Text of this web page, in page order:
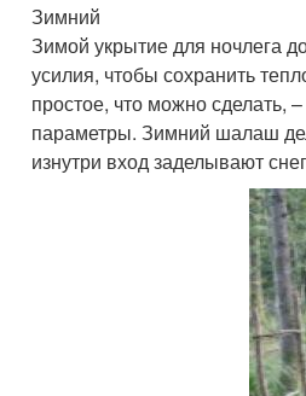
Зимний
Зимой укрытие для ночлега
усилия, чтобы сохранить
простое, что можно сделать,
параметры. Зимний шалаш
изнутри вход заделывают